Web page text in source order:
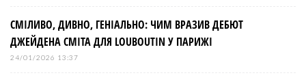
СМІЛИВО, ДИВНО, ГЕНІАЛЬНО: ЧИМ ВРАЗИВ ДЕБЮТ
ДЖЕЙДЕНА СМІТА ДЛЯ LOUBOUTIN У ПАРИЖІ
24/01/2026 13:37